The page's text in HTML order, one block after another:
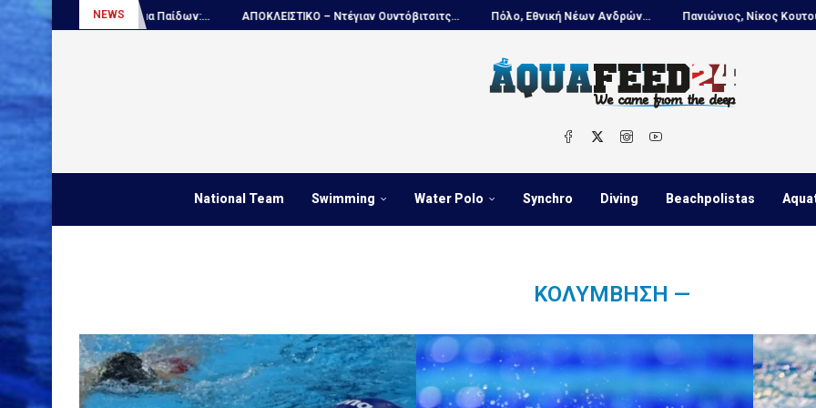
NEWS
πρωτάθλημα Παίδων:... ΑΠΟΚΛΕΙΣΤΙΚΟ – Ντέγιαν Ουντόβιτσιτς... Πόλο, Εθνική Νέων Ανδρών... Πανιώνιος, Νίκος Κουτουβάκης
National Team Swimming Water Polo Synchro Diving Beachpolistas
ΚΟΛΎΜΒΗΣΗ —